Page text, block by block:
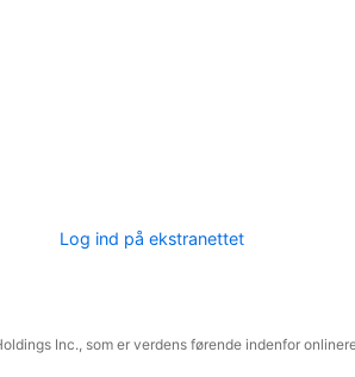
Log ind på ekstranettet
Inc., som er verdens førende indenfor